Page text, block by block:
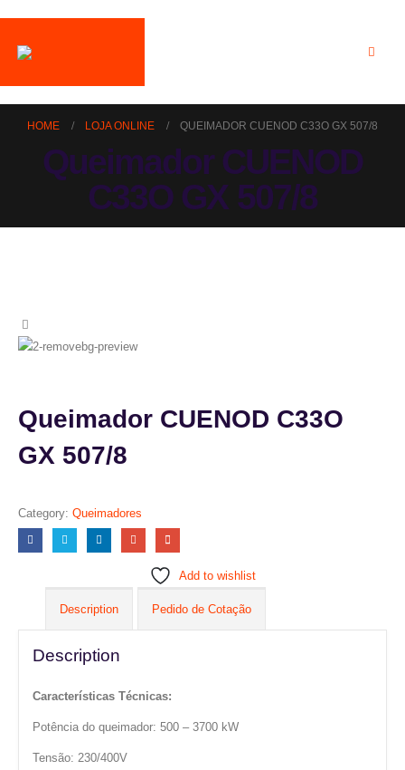
HOME LOJA ONLINE QUEIMADOR CUENOD C33O GX 507/8
Queimador CUENOD
C33O GX 507/8
Queimador CUENOD C33O
GX 507/8
Category: Queimadores
Add to wishlist
Description Pedido de Cotação
Description
Características Técnicas:
Potência do queimador: 500 – 3700 kW
Tensão: 230/400V